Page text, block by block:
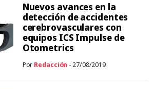
Nuevos avances en la
detección de accidentes
cerebrovasculares con
equipos ICS Impulse de
Otometrics
Por Redacción - 27/08/2019